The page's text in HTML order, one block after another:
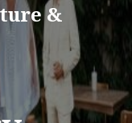
&